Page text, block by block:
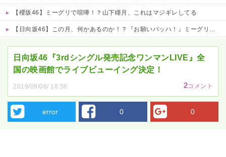
【櫻坂46】ミーグリで喧嘩！？山下瞳月、これはマジギレしてる
【日向坂46】この月、何かあるのか！？『お願いバッハ！』ミーグリ日程がこちら
日向坂46『3rdシングル発売記念ワンマンLIVE』全
国の映画館でライブビューイング決定！
2019/09/06/ 18:56 2コメント
error 0 0